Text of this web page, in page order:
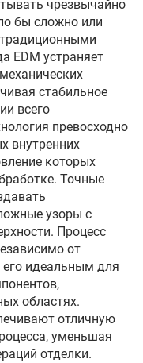
чрезвычайно
бы сложно или
EDM устраняет
стабильное
всего
превосходно
внутренних
которых
Точные
узоры с
Процесс
от
его идеальным для
областях.
отличную
уменьшая
отделки.